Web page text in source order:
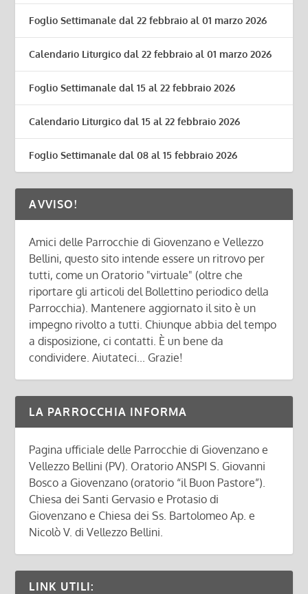
Foglio Settimanale dal 22 febbraio al 01 marzo 2026
Calendario Liturgico dal 22 febbraio al 01 marzo 2026
Foglio Settimanale dal 15 al 22 febbraio 2026
Calendario Liturgico dal 15 al 22 febbraio 2026
Foglio Settimanale dal 08 al 15 febbraio 2026
AVVISO!
Amici delle Parrocchie di Giovenzano e Vellezzo
Bellini, questo sito intende essere un ritrovo per
tutti, come un Oratorio "virtuale" (oltre che
riportare gli articoli del Bollettino periodico della
Parrocchia). Mantenere aggiornato il sito è un
impegno rivolto a tutti. Chiunque abbia del tempo
a disposizione, ci contatti. È un bene da
condividere. Aiutateci... Grazie!
LA PARROCCHIA INFORMA
Pagina ufficiale delle Parrocchie di Giovenzano e
Vellezzo Bellini (PV). Oratorio ANSPI S. Giovanni
Bosco a Giovenzano (oratorio “il Buon Pastore”).
Chiesa dei Santi Gervasio e Protasio di
Giovenzano e Chiesa dei Ss. Bartolomeo Ap. e
Nicolò V. di Vellezzo Bellini.
LINK UTILI: